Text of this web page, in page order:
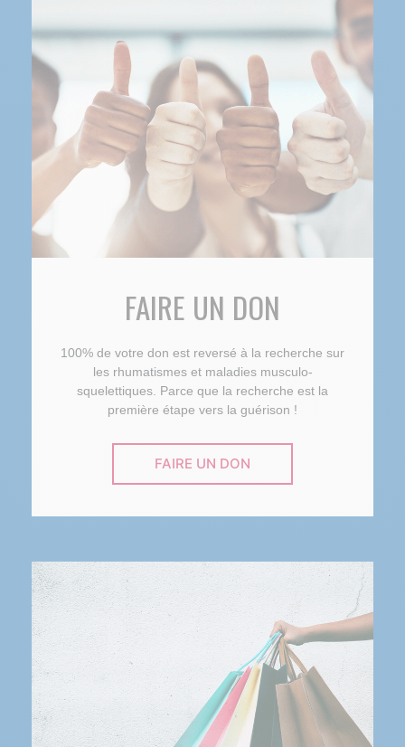
FAIRE UN DON
100% de votre don est reversé à la recherche sur
les rhumatismes et maladies musculo-
squelettiques. Parce que la recherche est la
première étape vers la guérison !
FAIRE UN DON